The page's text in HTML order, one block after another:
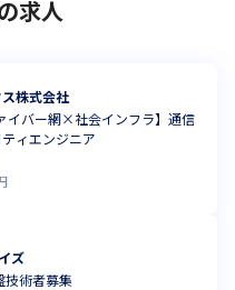
求人
株式会社
イバー網×社会インフラ】通信
ィエンジニア
ズ
技術者募集